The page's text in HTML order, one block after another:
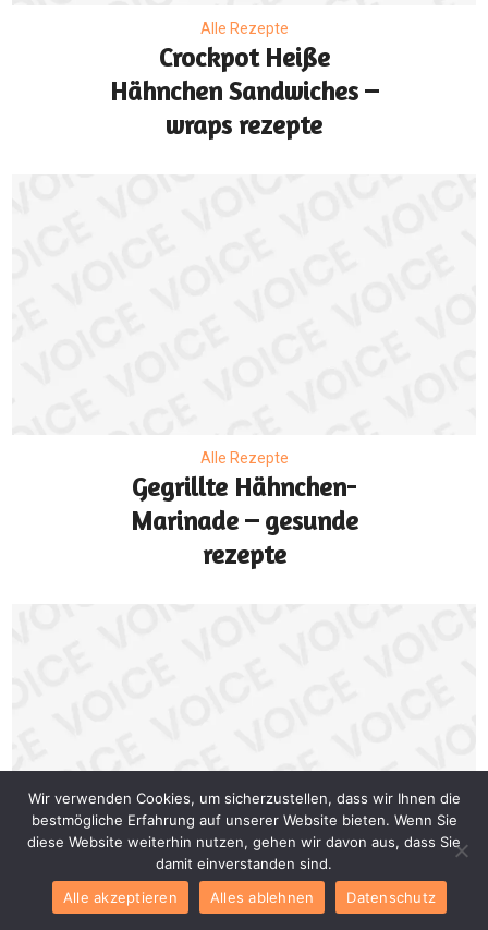
Alle Rezepte
Crockpot Heiße
Hähnchen Sandwiches –
wraps rezepte
Alle Rezepte
Gegrillte Hähnchen-
Marinade – gesunde
rezepte
Alle Rezepte
Dijon Lachs Rezept –
Wir verwenden Cookies, um sicherzustellen, dass wir Ihnen die
bestmögliche Erfahrung auf unserer Website bieten. Wenn Sie
diese Website weiterhin nutzen, gehen wir davon aus, dass Sie
damit einverstanden sind.
Alle akzeptieren
Alles ablehnen Datenschutz